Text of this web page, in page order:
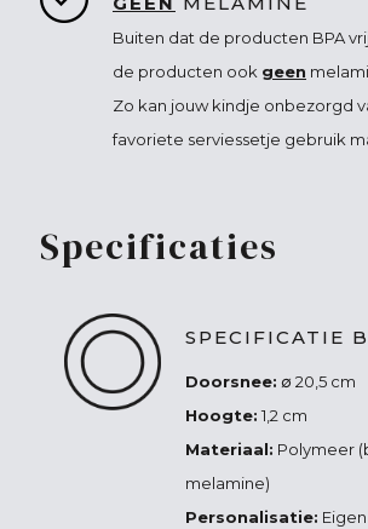
Buiten dat de producten BPA
de producten ook geen
Zo kan jouw kindje onbezorgd
favoriete serviessetje gebruik
Specificaties
SPECIFICATIE
Doorsnee: ∅ 20,5 cm
Hoogte: 1,2 cm
Materiaal: Polymeer
melamine)
Personalisatie: